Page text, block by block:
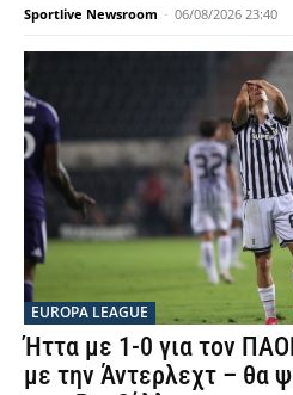
Sportlive Newsroom - 06/08/2026 23:40
EUROPA LEAGUE
Ήττα με 1-0 για τον
με την Άντερλεχτ – θα